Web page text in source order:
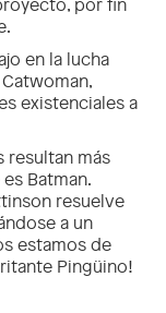
en la lucha
existenciales a
resultan más
Batman.
resuelve
a un
estamos de
Pingüino!